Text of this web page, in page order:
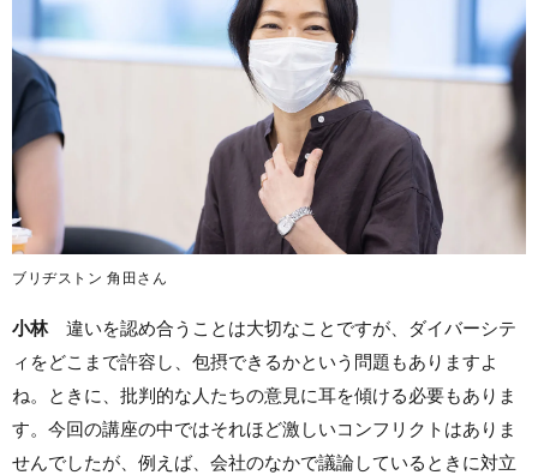
ブリヂストン 角田さん
小林違いを認め合うことは大切なことですが、ダイバーシテ
ィをどこまで許容し、包摂できるかという問題もありますよ
ね。ときに、批判的な人たちの意見に耳を傾ける必要もありま
す。今回の講座の中ではそれほど激しいコンフリクトはありま
せんでしたが、例えば、会社のなかで議論しているときに対立